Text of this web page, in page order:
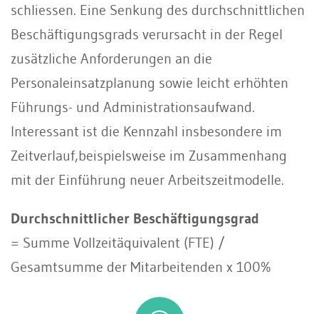
schliessen. Eine Senkung des durchschnittlichen
Beschäftigungsgrads verursacht in der Regel
zusätzliche Anforderungen an die
Personaleinsatzplanung sowie leicht erhöhten
Führungs- und Administrationsaufwand.
Interessant ist die Kennzahl insbesondere im
Zeitverlauf,beispielsweise im Zusammenhang
mit der Einführung neuer Arbeitszeitmodelle.
Durchschnittlicher Beschäftigungsgrad
= Summe Vollzeitäquivalent (FTE) /
Gesamtsumme der Mitarbeitenden x 100%